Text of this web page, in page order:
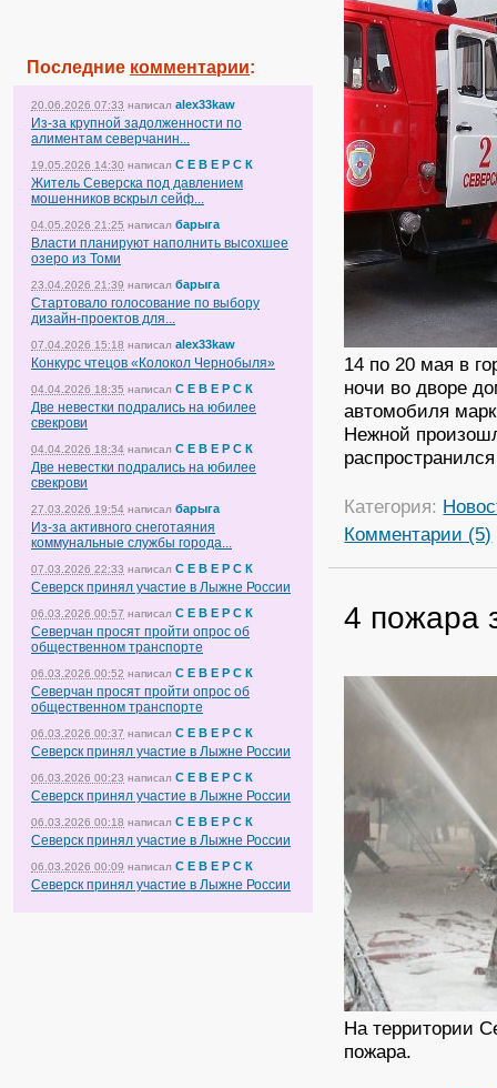
Последние комментарии:
20.06.2026 07:33 написал alex33kaw
Из-за крупной задолженности по
алиментам северчанин...
19.05.2026 14:30 написал С Е В Е Р С К
Житель Северска под давлением
мошенников вскрыл сейф...
04.05.2026 21:25 написал барыга
Власти планируют наполнить высохшее
озеро из Томи
23.04.2026 21:39 написал барыга
Стартовало голосование по выбору
дизайн-проектов для...
07.04.2026 15:18 написал alex33kaw
Конкурс чтецов «Колокол Чернобыля»
04.04.2026 18:35 написал С Е В Е Р С К
Две невестки подрались на юбилее
свекрови
04.04.2026 18:34 написал С Е В Е Р С К
Две невестки подрались на юбилее
свекрови
27.03.2026 19:54 написал барыга
Из-за активного снеготаяния
коммунальные службы города...
07.03.2026 22:33 написал С Е В Е Р С К
Северск принял участие в Лыжне России
06.03.2026 00:57 написал С Е В Е Р С К
Северчан просят пройти опрос об
общественном транспорте
06.03.2026 00:52 написал С Е В Е Р С К
Северчан просят пройти опрос об
общественном транспорте
06.03.2026 00:37 написал С Е В Е Р С К
Северск принял участие в Лыжне России
06.03.2026 00:23 написал С Е В Е Р С К
Северск принял участие в Лыжне России
06.03.2026 00:18 написал С Е В Е Р С К
Северск принял участие в Лыжне России
06.03.2026 00:09 написал С Е В Е Р С К
Северск принял участие в Лыжне России
14 по 20 мая в
ночи во дворе
автомобиля
Нежной
Категория:
Комментарии (5)
4 пожара
На территории
пожара.